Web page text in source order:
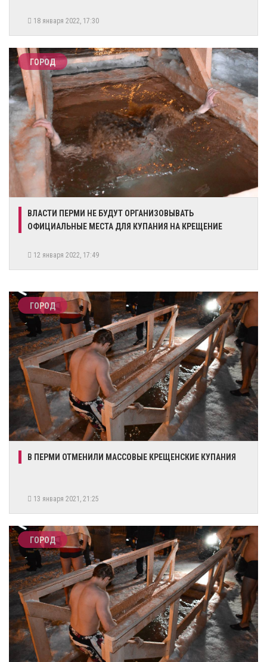
18 января 2022, 17:30
ГОРОД
​ВЛАСТИ ПЕРМИ НЕ БУДУТ ОРГАНИЗОВЫВАТЬ
ОФИЦИАЛЬНЫЕ МЕСТА ДЛЯ КУПАНИЯ НА КРЕЩЕНИЕ
12 января 2022, 17:49
ГОРОД
​В ПЕРМИ ОТМЕНИЛИ МАССОВЫЕ КРЕЩЕНСКИЕ КУПАНИЯ
13 января 2021, 21:25
ГОРОД